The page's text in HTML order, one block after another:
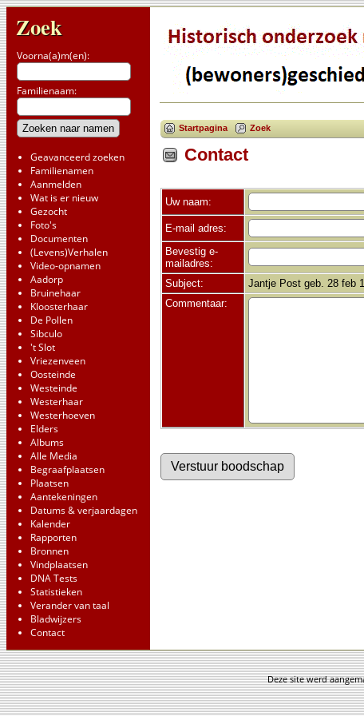
Zoek
Voorna(a)m(en):
Familienaam:
Geavanceerd zoeken
Familienamen
Aanmelden
Wat is er nieuw
Gezocht
Foto's
Documenten
(Levens)Verhalen
Video-opnamen
Aadorp
Bruinehaar
Kloosterhaar
De Pollen
Sibculo
't Slot
Vriezenveen
Oosteinde
Westeinde
Westerhaar
Westerhoeven
Elders
Albums
Alle Media
Begraafplaatsen
Plaatsen
Aantekeningen
Datums & verjaardagen
Kalender
Rapporten
Bronnen
Vindplaatsen
DNA Tests
Statistieken
Verander van taal
Bladwijzers
Contact
Startpagina Zoek
Contact
Uw naam:
E-mail adres:
Bevestig e-
mailadres:
Subject:
Jantje Post geb. 28 feb
Commentaar:
Deze site werd